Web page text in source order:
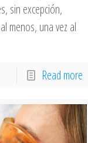
sin excepción,
menos, una vez al
Read more